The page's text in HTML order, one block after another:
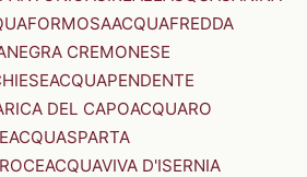
ACQUAFREDDA
CREMONESE
ACQUAPENDENTE
DEL CAPOACQUARO
ACQUASPARTA
ACQUAVIVA D'ISERNIA